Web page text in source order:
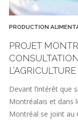
PRODUCTION
PROJET
Devant l’intérêt que
Montréalais et dans
Montréal se joint au